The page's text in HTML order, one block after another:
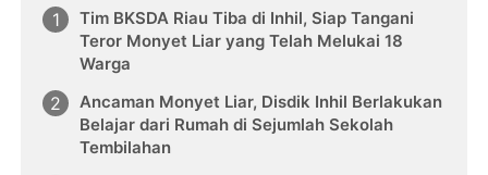
Tim BKSDA Riau Tiba di Inhil, Siap Tangani
Teror Monyet Liar yang Telah Melukai 18
Warga
Ancaman Monyet Liar, Disdik Inhil Berlakukan
Belajar dari Rumah di Sejumlah Sekolah
Tembilahan